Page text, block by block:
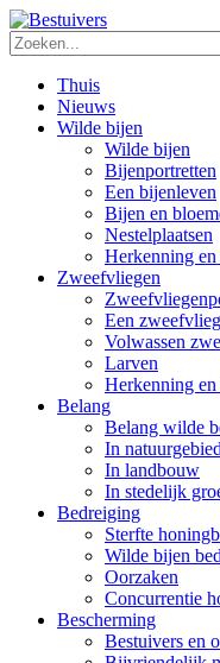
Thuis
Nieuws
Wilde bijen
Wilde bijen
Bijenportretten
Een bijenleven
Bijen en
Nestelplaatsen
Herkenning
Zweefvliegen
Een
Volwassen
Larven
Herkenning
Belang
Belang wilde
In
In landbouw
In stedelijk
Bedreiging
Sterfte
Wilde bijen
Oorzaken
Concurrentie
Bescherming
Bestuivers en